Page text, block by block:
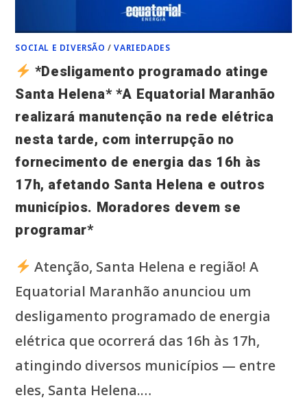
NAS
RUAS
E
NO
RIO
TURIAÇU.
PERCA!*
SOCIAL E DIVERSÃO /VARIEDADES
*Desligamento programado atinge
Santa Helena* *A Equatorial Maranhão
realizará manutenção na rede elétrica
nesta tarde, com interrupção no
fornecimento de energia das 16h às
17h, afetando Santa Helena e outros
municípios. Moradores devem se
programar*
Atenção, Santa Helena e região! A
Equatorial Maranhão anunciou um
desligamento programado de energia
elétrica que ocorrerá das 16h às 17h,
atingindo diversos municípios — entre
eles, Santa Helena.…